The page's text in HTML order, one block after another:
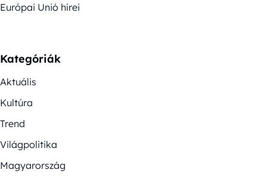
Európai Unió hírei
Kategóriák
Aktuális
Kultúra
Trend
Világpolitika
Magyarország